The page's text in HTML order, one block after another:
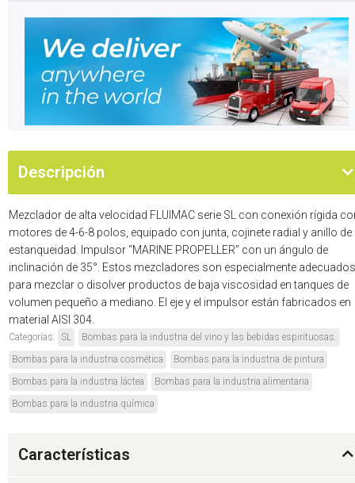
Descripción
Mezclador de alta velocidad FLUIMAC serie SL con conexión rígida
motores de 4-6-8 polos, equipado con junta, cojinete radial y anillo de
estanqueidad. Impulsor “MARINE PROPELLER” con un ángulo de
inclinación de 35°. Estos mezcladores son especialmente adecuados
para mezclar o disolver productos de baja viscosidad en tanques de
volumen pequeño a mediano. El eje y el impulsor están fabricados en
material AISI 304.
Categorías: SL
Bombas para la industria del vino y las bebidas espirituosas.
Bombas para la industria cosmética
Bombas para la industria de pintura
Bombas para la industria láctea
Bombas para la industria alimentaria
Bombas para la industria química
Características